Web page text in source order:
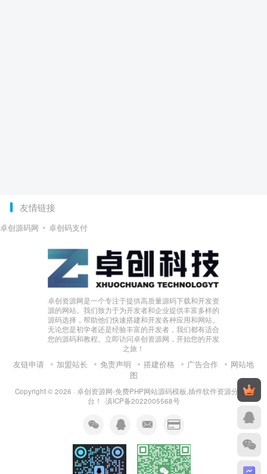
友情链接
卓创源码网 卓创码支付
卓创资源网是一个专注于提供高质量源码下载和开发资
源的网站。我们致力于为开发者和企业提供丰富多样的
源码选择，帮助他们快速搭建和开发各种应用和网站。
无论您是初学者还是经验丰富的开发者，我们都有适合
您的源码和教程。立即访问卓创资源网，开始您的开发
之旅！
友链申请 加盟站长 免责声明 搭建价格 广告合作
网站地
图
Copyright © 2026 · 卓创资源网-免费PHP网站源码模板,插件软件资源分享平
台！ ·滇ICP备2022005568号